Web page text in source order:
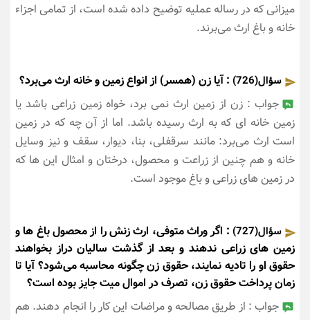
میزانی که در رساله عملیه توضیح داده شده است، از تمامی اجزاء
خانه و باغ ارث می‌برند.
سؤال(726)
: آیا زن (همسر) از انواع زمین و خانه ارث می‌برد؟
جواب : زن از زمین ارث نمی برد، خواه زمین زراعی باشد یا
زمین خانه ای که به ارث رسیده باشد. اما از آن چه که در زمین
است ارث می‌برد: مانند سرقفلی، بنا، دیوار، سقف و نیز وسایل
خانه و هم چنین از زراعت و محصول، درختان و امثال این ها که
در زمین های زراعی و باغ موجود است.
سؤال(727)
: اگر وراث متوفی، ارث زنش را از محصول باغ ها و
زمین های زراعی ندهند و بعد از گذشت سالیان دراز بخواهند
حقوق او را تادیه نمایند، حقوق زن چگونه محاسبه می‌شود؟ آیا تا
زمان پرداخت حقوق زن، تصرف در اموال میت جایز بوده است؟
جواب : از طریق مصالحه و مراضات این کار را انجام دهند. هم